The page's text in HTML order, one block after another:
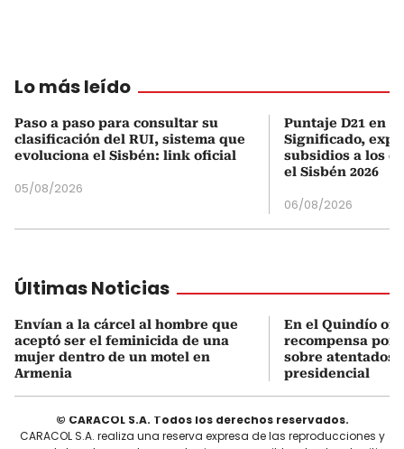
Lo más leído
Paso a paso para consultar su
clasificación del RUI, sistema que
evoluciona el Sisbén: link oficial
05/08/2026
Puntaje D21 en
Significado,
subsidios a los
el Sisbén 2026
06/08/2026
Últimas Noticias
Envían a la cárcel al hombre que
aceptó ser el feminicida de una
mujer dentro de un motel en
Armenia
En el Quindío
recompensa por
sobre atentados
presidencial
© CARACOL S.A. Todos los derechos reservados.
CARACOL S.A. realiza una reserva expresa de las reproducciones y